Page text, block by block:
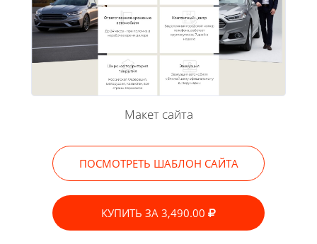
Макет сайта
ПОСМОТРЕТЬ ШАБЛОН САЙТА
КУПИТЬ ЗА 3,490.00